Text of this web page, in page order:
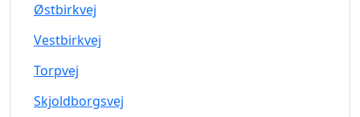
Østbirkvej
Vestbirkvej
Torpvej
Skjoldborgsvej